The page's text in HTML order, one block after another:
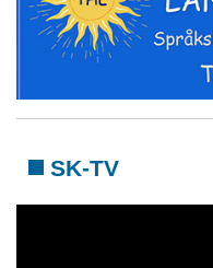
SK-TV